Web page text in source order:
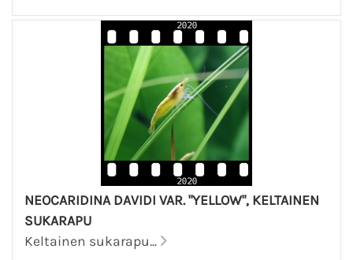
NEOCARIDINA DAVIDI VAR. "YELLOW", KELTAINEN
SUKARAPU
Keltainen sukarapu...